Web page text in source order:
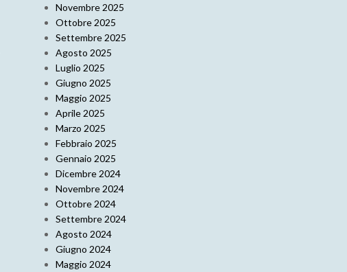
Novembre 2025
Ottobre 2025
Settembre 2025
Agosto 2025
Luglio 2025
Giugno 2025
Maggio 2025
Aprile 2025
Marzo 2025
Febbraio 2025
Gennaio 2025
Dicembre 2024
Novembre 2024
Ottobre 2024
Settembre 2024
Agosto 2024
Giugno 2024
Maggio 2024